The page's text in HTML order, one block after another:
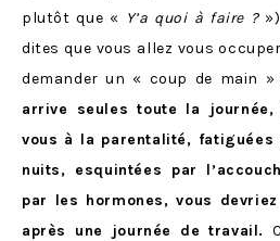
plutôt que « Y’a quoi à faire ?
dites que vous allez vous
demander un « coup de main »
arrive seules toute la
vous à la parentalité,
nuits, esquintées par
par les hormones, vous
après une journée de travail.